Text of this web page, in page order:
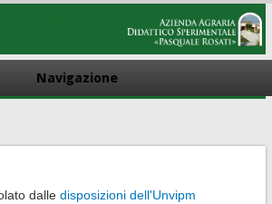
Navigazione
dalle disposizioni dell'Unvipm